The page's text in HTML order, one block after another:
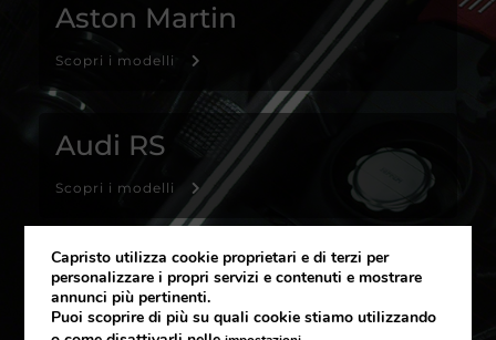
Aston Martin
Scopri i modelli
Audi RS
Scopri i modelli
Bentley
Scopri i modelli
Capristo utilizza cookie proprietari e di terzi per
personalizzare i propri servizi e contenuti e mostrare
annunci più pertinenti.
Puoi scoprire di più su quali cookie stiamo utilizzando